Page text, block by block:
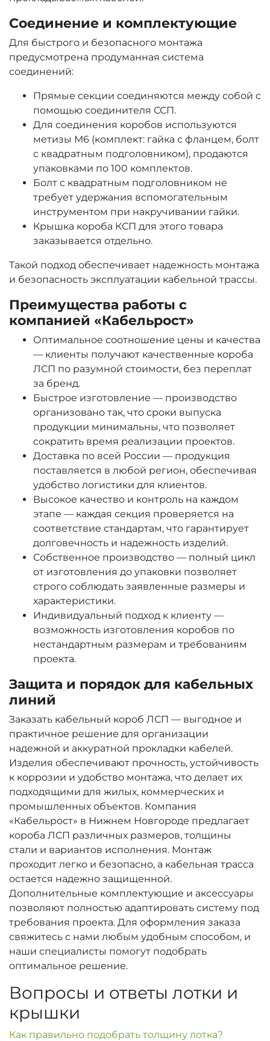
Соединение и комплектующие
Для быстрого и безопасного монтажа
предусмотрена продуманная система
соединений:
Прямые секции соединяются между собой с
помощью соединителя ССП.
Для соединения коробов используются
метизы М6 (комплект: гайка с фланцем, болт
с квадратным подголовником), продаются
упаковками по 100 комплектов.
Болт с квадратным подголовником не
требует удержания вспомогательным
инструментом при накручивании гайки.
Крышка короба КСП для этого товара
заказывается отдельно.
Такой подход обеспечивает надежность монтажа
и безопасность эксплуатации кабельной трассы.
Преимущества работы с
компанией «Кабельрост»
Оптимальное соотношение цены и качества
— клиенты получают качественные короба
ЛСП по разумной стоимости, без переплат
за бренд.
Быстрое изготовление — производство
организовано так, что сроки выпуска
продукции минимальны, что позволяет
сократить время реализации проектов.
Доставка по всей России — продукция
поставляется в любой регион, обеспечивая
удобство логистики для клиентов.
Высокое качество и контроль на каждом
этапе — каждая секция проверяется на
соответствие стандартам, что гарантирует
долговечность и надежность изделий.
Собственное производство — полный цикл
от изготовления до упаковки позволяет
строго соблюдать заявленные размеры и
характеристики.
Индивидуальный подход к клиенту —
возможность изготовления коробов по
нестандартным размерам и требованиям
проекта.
Защита и порядок для кабельных
линий
Заказать кабельный короб ЛСП — выгодное и
практичное решение для организации
надежной и аккуратной прокладки кабелей.
Изделия обеспечивают прочность, устойчивость
к коррозии и удобство монтажа, что делает их
подходящими для жилых, коммерческих и
промышленных объектов. Компания
«Кабельрост» в Нижнем Новгороде предлагает
короба ЛСП различных размеров, толщины
стали и вариантов исполнения. Монтаж
проходит легко и безопасно, а кабельная трасса
остается надежно защищенной.
Дополнительные комплектующие и аксессуары
позволяют полностью адаптировать систему под
требования проекта. Для оформления заказа
свяжитесь с нами любым удобным способом, и
наши специалисты помогут подобрать
оптимальное решение.
Вопросы и ответы лотки и
крышки
Как правильно подобрать толщину лотка?